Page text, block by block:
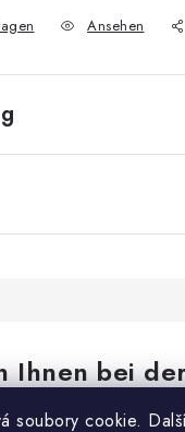
soubory cookie.
Ansehen
Ihnen bei
Rat bei etwas? Wir sind